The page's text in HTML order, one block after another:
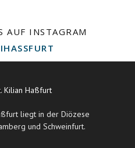
AUF INSTAGRAM
liegt in der Diözese
und Schweinfurt.